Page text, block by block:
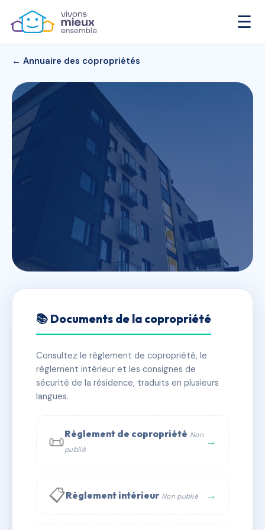
☰
← Annuaire des copropriétés
22 RUE SEVAN
✓ Immatriculée ⚠ Admin. provisoire
🏗 1 bâtiment(s)
📞 Contacter Syndic Digital 💬 WhatsApp
✉ Email
📚 Documents de la copropriété
Consultez le règlement de copropriété, le
règlement intérieur et les consignes de
sécurité de la résidence, traduits en plusieurs
langues.
📜Règlement de copropriété Non
publié
→
📋Règlement intérieur Non publié →